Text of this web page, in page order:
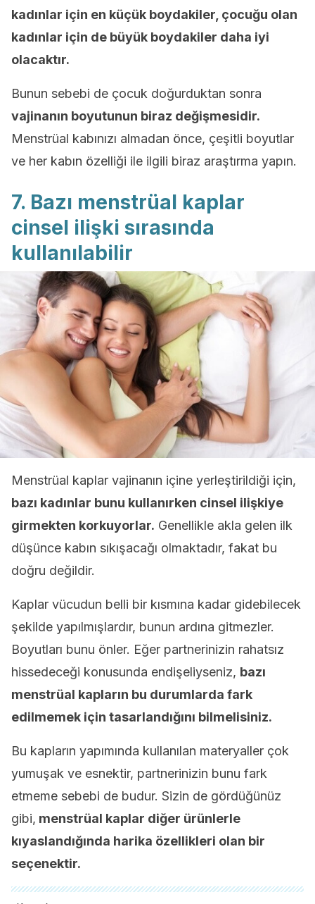
kadınlar için en küçük boydakiler, çocuğu olan
kadınlar için de büyük boydakiler daha iyi
olacaktır.
Bunun sebebi de çocuk doğurduktan sonra
vajinanın boyutunun biraz değişmesidir.
Menstrüal kabınızı almadan önce, çeşitli boyutlar
ve her kabın özelliği ile ilgili biraz araştırma yapın.
7. Bazı menstrüal kaplar
cinsel ilişki sırasında
kullanılabilir
Menstrüal kaplar vajinanın içine yerleştirildiği için,
bazı kadınlar bunu kullanırken cinsel ilişkiye
girmekten korkuyorlar. Genellikle akla gelen ilk
düşünce kabın sıkışacağı olmaktadır, fakat bu
doğru değildir.
Kaplar vücudun belli bir kısmına kadar gidebilecek
şekilde yapılmışlardır, bunun ardına gitmezler.
Boyutları bunu önler. Eğer partnerinizin rahatsız
hissedeceği konusunda endişeliyseniz, bazı
menstrüal kapların bu durumlarda fark
edilmemek için tasarlandığını bilmelisiniz.
Bu kapların yapımında kullanılan materyaller çok
yumuşak ve esnektir, partnerinizin bunu fark
etmeme sebebi de budur. Sizin de gördüğünüz
gibi, menstrüal kaplar diğer ürünlerle
kıyaslandığında harika özellikleri olan bir
seçenektir.